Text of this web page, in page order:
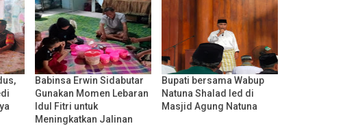
Babinsa Erwin Sidabutar
Gunakan Momen Lebaran
Idul Fitri untuk
Meningkatkan Jalinan
Bupati bersama Wabup
Natuna Shalad Ied di
Masjid Agung Natuna